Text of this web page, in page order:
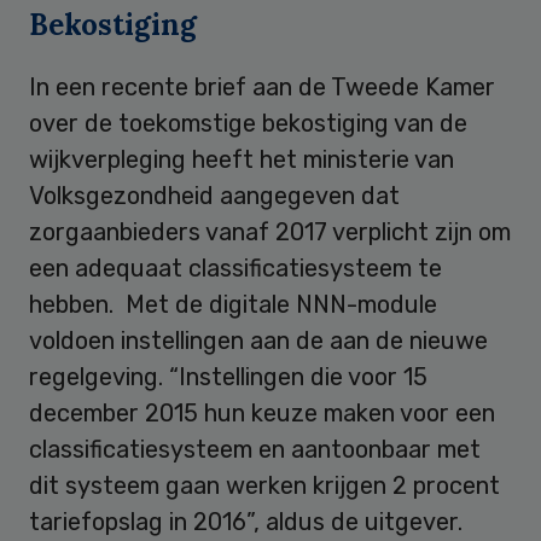
Bekostiging
In een recente brief aan de Tweede Kamer
over de toekomstige bekostiging van de
wijkverpleging heeft het ministerie van
Volksgezondheid aangegeven dat
zorgaanbieders vanaf 2017 verplicht zijn om
een adequaat classificatiesysteem te
hebben. Met de digitale NNN-module
voldoen instellingen aan de aan de nieuwe
regelgeving. “Instellingen die voor 15
december 2015 hun keuze maken voor een
classificatiesysteem en aantoonbaar met
dit systeem gaan werken krijgen 2 procent
tariefopslag in 2016”, aldus de uitgever.